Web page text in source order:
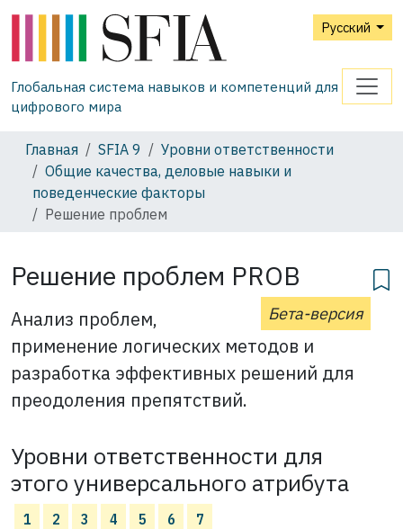
Русский
Глобальная система навыков и компетенций для
цифрового мира
Главная SFIA 9
Уровни ответственности
Общие качества, деловые навыки и
поведенческие факторы
Решение проблем
Решение проблем PROB
Бета-версия
Анализ проблем,
применение логических методов и
разработка эффективных решений для
преодоления препятствий.
Уровни ответственности для
этого универсального атрибута
1 2 3 4 5 6 7